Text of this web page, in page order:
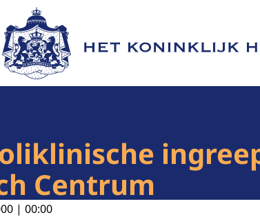
Naar de homepage van Het Koninklijk Huis
Centrum
| 00:00